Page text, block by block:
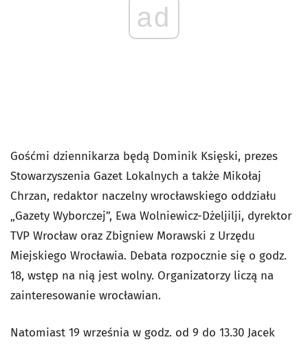
ad
Gośćmi dziennikarza będą Dominik Księski, prezes
Stowarzyszenia Gazet Lokalnych a także Mikołaj
Chrzan, redaktor naczelny wrocławskiego oddziału
„Gazety Wyborczej”, Ewa Wolniewicz-Dżeljilji, dyrektor
TVP Wrocław oraz Zbigniew Morawski z Urzędu
Miejskiego Wrocławia. Debata rozpocznie się o godz.
18, wstęp na nią jest wolny. Organizatorzy liczą na
zainteresowanie wrocławian.
Natomiast 19 września w godz. od 9 do 13.30 Jacek